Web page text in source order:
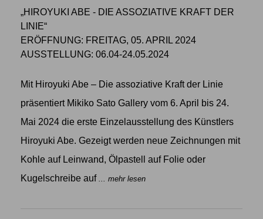
„HIROYUKI ABE - DIE ASSOZIATIVE KRAFT DER
LINIE“
ERÖFFNUNG: FREITAG, 05. APRIL 2024
AUSSTELLUNG: 06.04-24.05.2024
Mit Hiroyuki Abe – Die assoziative Kraft der Linie
präsentiert Mikiko Sato Gallery vom 6. April bis 24.
Mai 2024 die erste Einzelausstellung des Künstlers
Hiroyuki Abe. Gezeigt werden neue Zeichnungen mit
Kohle auf Leinwand, Ölpastell auf Folie oder
Kugelschreibe auf
... mehr lesen